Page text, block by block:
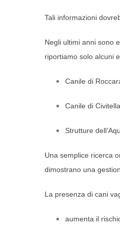
Tali informazioni
Negli ultimi anni sono
riportiamo solo alcuni
Canile di
Canile di
Strutture
Una semplice ricerca
dimostrano una
La presenza di cani
aumenta il